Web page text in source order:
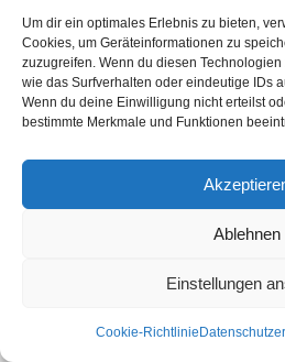
Um dir ein optimales Erlebnis zu bieten,
Cookies, um Geräteinformationen zu
zuzugreifen. Wenn du diesen
wie das Surfverhalten oder eindeutige IDs
Wenn du deine Einwilligung nicht erteilst
bestimmte Merkmale und Funktionen
Ablehnen
Einstellungen
Cookie-Richtlinie
BRACKWEDE (Öztürk) Brackwede’deki Kaya
birlikte marketin önündeki park alanında
Eylül Cumartesi günü yapılan kutlamaya